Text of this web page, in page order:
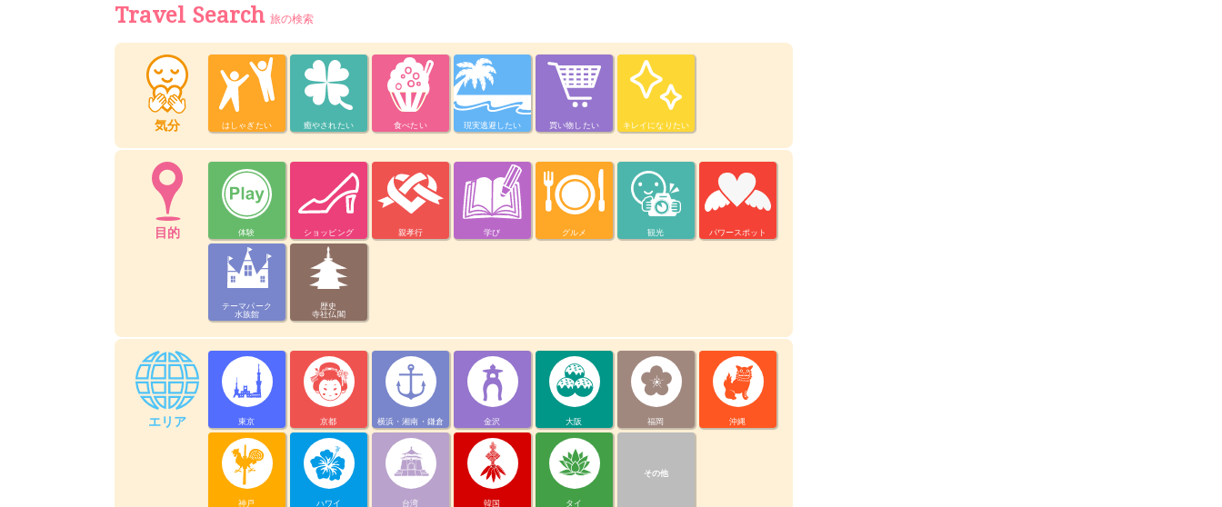
Travel Search 旅の検索
気分 はしゃぎたい 癒やされたい 食べたい 現実逃避したい 買い物したい キレイになりたい
目的 体験 ショッピング 親孝行 学び グルメ 観光 パワースポット
テーマパーク
水族館
歴史
寺社仏閣
エリア 東京 京都 横浜・湘南・鎌倉 金沢 大阪 福岡 沖縄
神戸 ハワイ 台湾 韓国 タイ
その他